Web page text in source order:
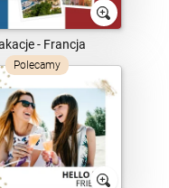
- Francja
Polecamy